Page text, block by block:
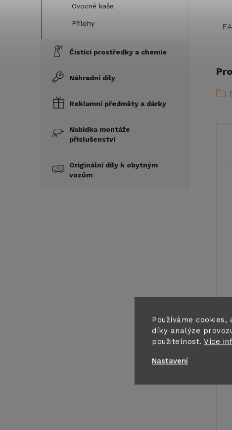
Používáme
díky analýze
použitelnost. Více
Nastavení
Ovocné kaše
Přílohy
Čistící prostředky a chemie
Náhradní díly
Reklamní předměty a dárky
Nabídka montáže
příslušenství
Originální díly k obytným
vozům